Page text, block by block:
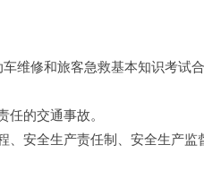
修和旅客急救基本知识考试
的交通事故。
安全生产责任制、安全生产监